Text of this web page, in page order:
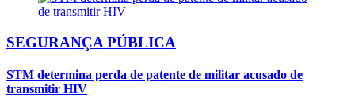
SEGURANÇA PÚBLICA
STM determina perda de patente de militar acusado de
transmitir HIV